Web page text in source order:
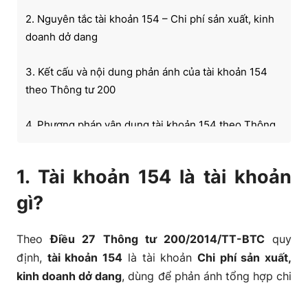
2. Nguyên tắc tài khoản 154 – Chi phí sản xuất, kinh
doanh dở dang
3. Kết cấu và nội dung phản ánh của tài khoản 154
theo Thông tư 200
4. Phương pháp vận dụng tài khoản 154 theo Thông
4.1. Phương pháp vận dụng tài khoản 154 trong
ngành nông nghiệp
4.3. Phương pháp vận dụng tài khoản 154 trong
1. Tài khoản 154 là tài khoản
gì?
TheoĐiều 27 Thông tư 200/2014/TT-BTCquy
định, tài khoản 154 là tài khoản Chi phí sản xuất,
kinh doanh dở dang, dùng để phản ánh tổng hợp chi